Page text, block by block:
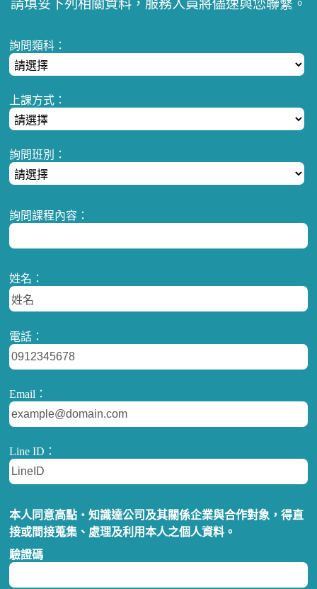
請填妥下列相關資料，服務人員將儘速與您聯繫。
詢問類科：
上課方式：
詢問班別：
詢問課程內容：
姓名：
電話：
Email：
Line ID：
本人同意高點‧知識達公司及其關係企業與合作對象，得直
接或間接蒐集、處理及利用本人之個人資料。
驗證碼